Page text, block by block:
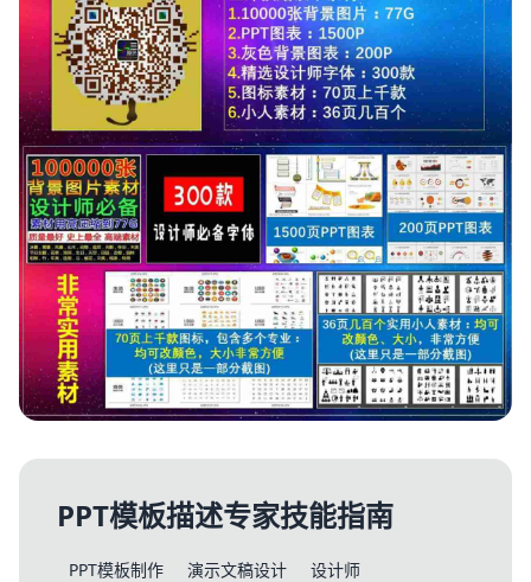
PPT模板描述专家技能指南
PPT模板制作 演示文稿设计
设计师